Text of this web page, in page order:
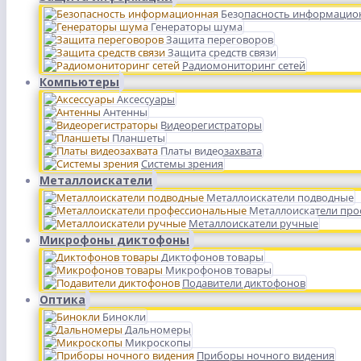
Безопасность
Генераторы шума
Защита переговоров
Защита средств связи
Радиомониторинг сетей
Компьютеры
Аксессуары
Антенны
Видеорегистраторы
Планшеты
Платы видеозахвата
Системы зрения
Металлоискатели
Металлоискатели подводные
Металлоискатели
Металлоискатели ручные
Микрофоны диктофоны
Диктофонов товары
Микрофонов товары
Подавители диктофонов
Оптика
Бинокли
Дальномеры
Микроскопы
Приборы ночного видения